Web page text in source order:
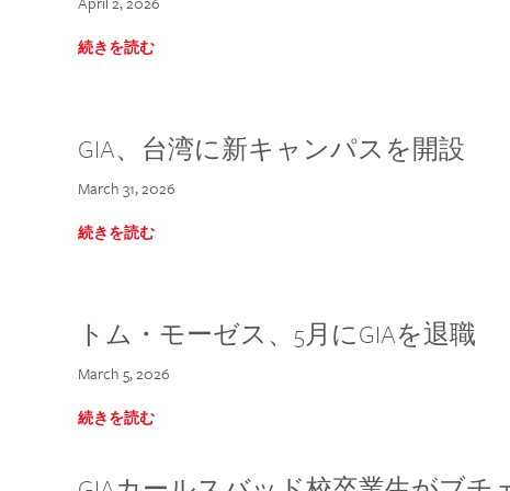
続きを読む
GIA、台湾に新キャンパスを開設
March 31, 2026
続きを読む
トム・モーゼス、5月にGIAを退職
March 5, 2026
続きを読む